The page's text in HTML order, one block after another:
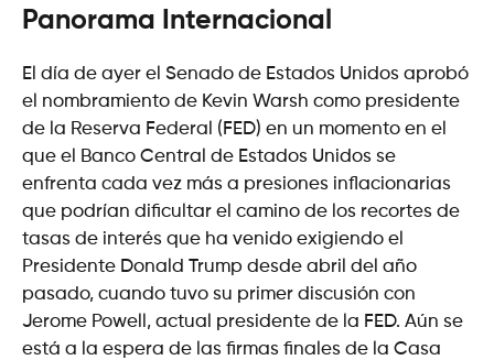
Panorama Internacional
El día de ayer el Senado de Estados Unidos aprobó
el nombramiento de Kevin Warsh como presidente
de la Reserva Federal (FED) en un momento en el
que el Banco Central de Estados Unidos se
enfrenta cada vez más a presiones inflacionarias
que podrían dificultar el camino de los recortes de
tasas de interés que ha venido exigiendo el
Presidente Donald Trump desde abril del año
pasado, cuando tuvo su primer discusión con
Jerome Powell, actual presidente de la FED. Aún se
está a la espera de las firmas finales de la Casa